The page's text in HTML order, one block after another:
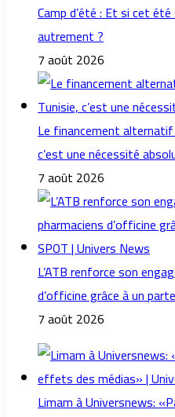
Camp d’été : Et si cet été
autrement ?
7 août 2026
Le financement
c’est une nécessité
7 août 2026
L’ATB renforce son
d’officine grâce à un
7 août 2026
Limam à Universnews: